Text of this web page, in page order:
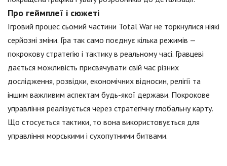
Про геймплеї і сюжеті
Ігровий процес сьомий частини Total War не торкнулися ніякі
серйозні зміни. Гра так само поєднує кілька режимів —
покрокову стратегію і тактику в реальному часі. Гравцеві
дається можливість присвячувати свій час різних
дослідження, розвідки, економічних відносин, релігії та
іншим важливим аспектам будь-якої держави. Покрокове
управління реалізується через стратегічну глобальну карту.
Що стосується тактики, то вона використовується для
управління морськими і сухопутними битвами.